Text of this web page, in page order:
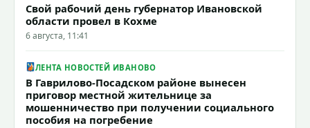
Свой рабочий день губернатор Ивановской
области провел в Кохме
6 августа, 11:41
ЛЕНТА НОВОСТЕЙ ИВАНОВО
В Гаврилово-Посадском районе вынесен
приговор местной жительнице за
мошенничество при получении социального
пособия на погребение